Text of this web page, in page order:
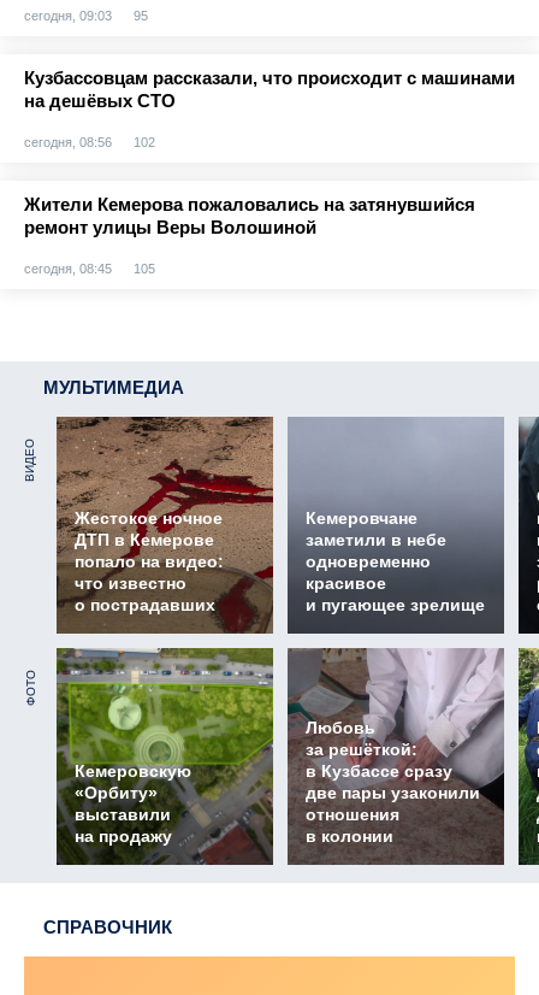
сегодня, 09:03 95
Кузбассовцам рассказали, что происходит с машинами
на дешёвых СТО
сегодня, 08:56 102
Жители Кемерова пожаловались на затянувшийся
ремонт улицы Веры Волошиной
сегодня, 08:45 105
МУЛЬТИМЕДИА
ВИДЕО
Жестокое ночное
ДТП в Кемерове
попало на видео:
что известно
о пострадавших
Кемеровчане
заметили в небе
одновременно
красивое
и пугающее зрелище
ФОТО
Кемеровскую
«Орбиту»
выставили
на продажу
Любовь
за решёткой:
в Кузбассе сразу
две пары узаконили
отношения
в колонии
СПРАВОЧНИК